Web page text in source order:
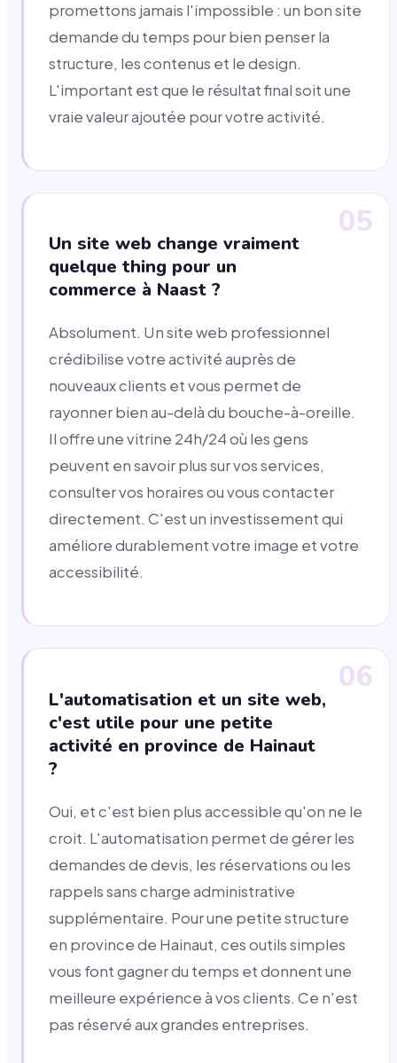
promettons jamais l'impossible : un bon site
demande du temps pour bien penser la
structure, les contenus et le design.
L'important est que le résultat final soit une
vraie valeur ajoutée pour votre activité.
05
Un site web change vraiment
quelque thing pour un
commerce à Naast ?
Absolument. Un site web professionnel
crédibilise votre activité auprès de
nouveaux clients et vous permet de
rayonner bien au-delà du bouche-à-oreille.
Il offre une vitrine 24h/24 où les gens
peuvent en savoir plus sur vos services,
consulter vos horaires ou vous contacter
directement. C'est un investissement qui
améliore durablement votre image et votre
accessibilité.
06
L'automatisation et un site web,
c'est utile pour une petite
activité en province de Hainaut
?
Oui, et c'est bien plus accessible qu'on ne le
croit. L'automatisation permet de gérer les
demandes de devis, les réservations ou les
rappels sans charge administrative
supplémentaire. Pour une petite structure
en province de Hainaut, ces outils simples
vous font gagner du temps et donnent une
meilleure expérience à vos clients. Ce n'est
pas réservé aux grandes entreprises.